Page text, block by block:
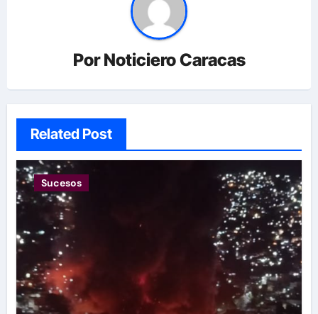
PorNoticiero Caracas
Related Post
Sucesos